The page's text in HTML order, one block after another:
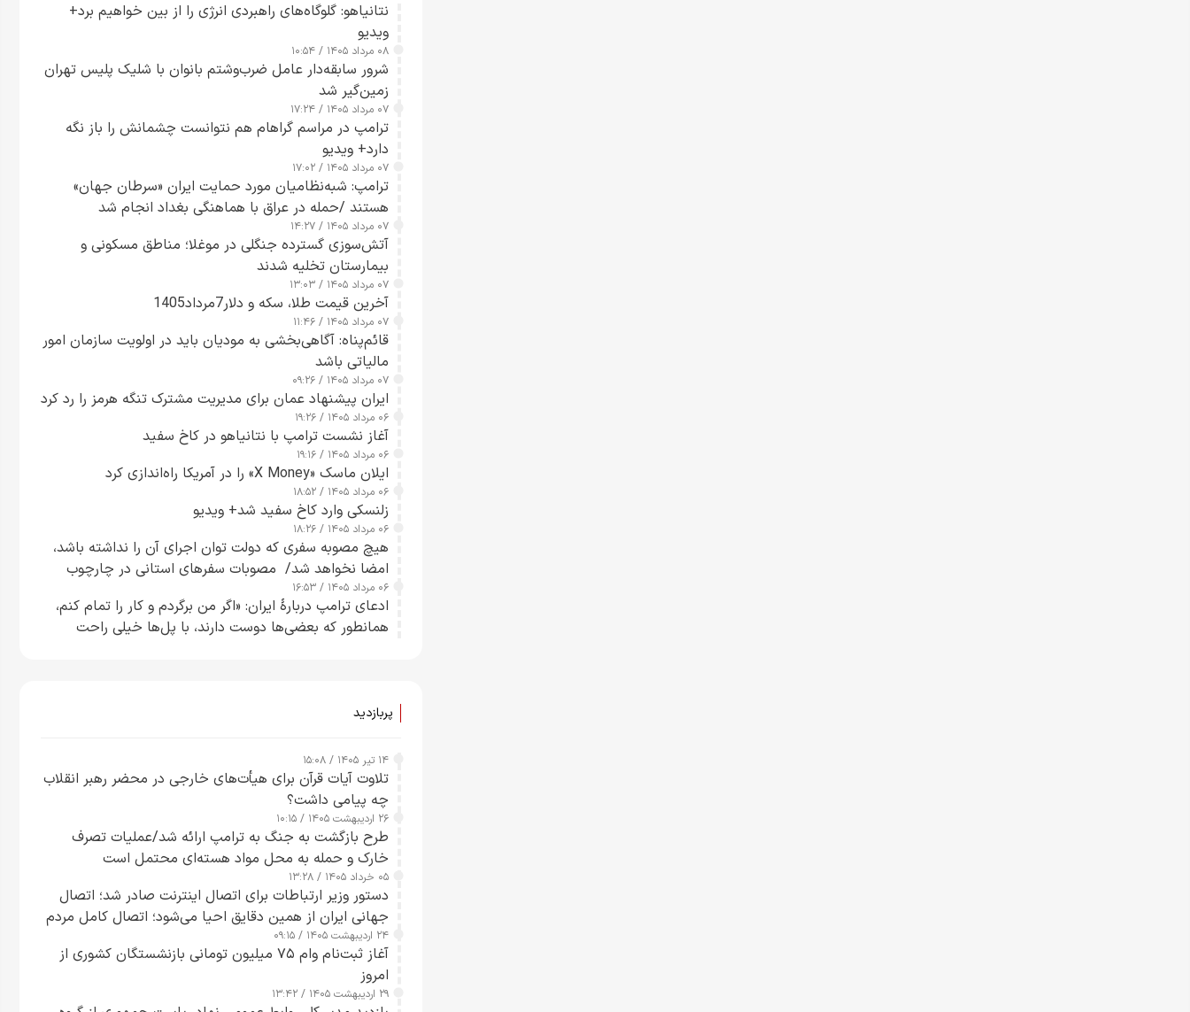
نتانیاهو: گلوگاه‌های راهبردی انرژی را از بین خواهیم برد+
ویدیو
۰۸ مرداد ۱۴۰۵ / ۱۰:۵۴
شرور سابقه‌دار عامل ضرب‌وشتم بانوان با شلیک پلیس تهران
زمین‌گیر شد
۰۷ مرداد ۱۴۰۵ / ۱۷:۲۴
ترامپ در مراسم گراهام هم نتوانست چشمانش را باز نگه
دارد+ ویدیو
۰۷ مرداد ۱۴۰۵ / ۱۷:۰۲
ترامپ: شبه‌نظامیان مورد حمایت ایران «سرطان جهان»
هستند /حمله در عراق با هماهنگی بغداد انجام شد
۰۷ مرداد ۱۴۰۵ / ۱۴:۲۷
آتش‌سوزی گسترده جنگلی در موغلا؛ مناطق مسکونی و
بیمارستان تخلیه شدند
۰۷ مرداد ۱۴۰۵ / ۱۳:۰۳
آخرین قیمت طلا، سکه و دلار7مرداد1405
۰۷ مرداد ۱۴۰۵ / ۱۱:۴۶
قائم‌پناه: آگاهی‌بخشی به مودیان باید در اولویت سازمان امور
مالیاتی باشد
۰۷ مرداد ۱۴۰۵ / ۰۹:۲۶
ایران پیشنهاد عمان برای مدیریت مشترک تنگه هرمز را رد کرد
۰۶ مرداد ۱۴۰۵ / ۱۹:۲۶
آغاز نشست ترامپ با نتانیاهو در کاخ سفید
۰۶ مرداد ۱۴۰۵ / ۱۹:۱۶
ایلان ماسک «X Money» را در آمریکا راه‌اندازی کرد
۰۶ مرداد ۱۴۰۵ / ۱۸:۵۲
زلنسکی وارد کاخ سفید شد+ ویدیو
۰۶ مرداد ۱۴۰۵ / ۱۸:۲۶
هیچ مصوبه سفری که دولت توان اجرای آن را نداشته باشد،
امضا نخواهد شد/ مصوبات سفرهای استانی در چارچوب
قانون بودجه است+ عکس
۰۶ مرداد ۱۴۰۵ / ۱۶:۵۳
ادعای ترامپ دربارهٔ ایران: «اگر من برگردم و کار را تمام کنم،
همانطور که بعضی‌ها دوست دارند، با پل‌ها خیلی راحت
پربازدید
۱۴ تیر ۱۴۰۵ / ۱۵:۰۸
تلاوت آیات قرآن برای هیأت‌های خارجی در محضر رهبر انقلاب
چه پیامی داشت؟
۲۶ اردیبهشت ۱۴۰۵ / ۱۰:۱۵
طرح‌ بازگشت به جنگ به ترامپ ارائه شد/عملیات تصرف
خارک و حمله به محل مواد هسته‌ای محتمل است
۰۵ خرداد ۱۴۰۵ / ۱۳:۲۸
دستور وزیر ارتباطات برای اتصال اینترنت صادر شد؛ اتصال
جهانی ایران از همین دقایق احیا می‌شود؛ اتصال کامل مردم
تا ۲۴ ساعت آینده
۲۴ اردیبهشت ۱۴۰۵ / ۰۹:۱۵
آغاز ثبت‌نام وام ۷۵ میلیون تومانی بازنشستگان کشوری از
امروز
۲۹ اردیبهشت ۱۴۰۵ / ۱۳:۴۲